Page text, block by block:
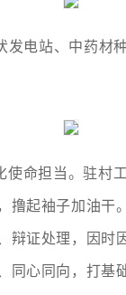
电站、中药
使命担当。驻村
撸起袖子加油干。
证处理，因时
心同向，打